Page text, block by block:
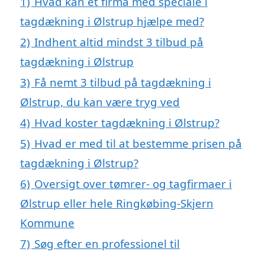
tagdækning i Ølstrup hjælpe med?
2) Indhent altid mindst 3 tilbud på
tagdækning i Ølstrup
3) Få nemt 3 tilbud på tagdækning i
Ølstrup, du kan være tryg ved
4) Hvad koster tagdækning i Ølstrup?
5) Hvad er med til at bestemme prisen på
tagdækning i Ølstrup?
6) Oversigt over tømrer- og tagfirmaer i
Ølstrup eller hele Ringkøbing-Skjern
Kommune
7) Søg efter en professionel til